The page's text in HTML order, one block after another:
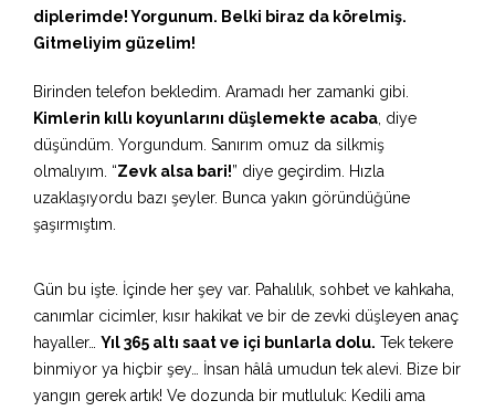
diplerimde! Yorgunum. Belki biraz da körelmiş.
Gitmeliyim güzelim!
Birinden telefon bekledim. Aramadı her zamanki gibi.
Kimlerin kıllı koyunlarını düşlemekte acaba , diye
düşündüm. Yorgundum. Sanırım omuz da silkmiş
olmalıyım. “Zevk alsa bari!” diye geçirdim. Hızla
uzaklaşıyordu bazı şeyler. Bunca yakın göründüğüne
şaşırmıştım.
Gün bu işte. İçinde her şey var. Pahalılık, sohbet ve kahkaha,
canımlar cicimler, kısır hakikat ve bir de zevki düşleyen anaç
hayaller… Yıl 365 altı saat ve içi bunlarla dolu. Tek tekere
binmiyor ya hiçbir şey… İnsan hâlâ umudun tek alevi. Bize bir
yangın gerek artık! Ve dozunda bir mutluluk: Kedili ama